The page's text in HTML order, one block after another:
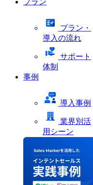
プラン
プラン・
導入の流れ
サポート
体制
事例
導入事例
業界別活
用シーン